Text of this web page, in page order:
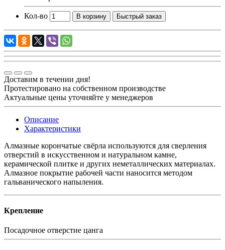
Кол-во В корзину Быстрый заказ
Доставим в течении дня!
Протестировано на собственном производстве
Актуальные цены уточняйте у менеджеров
Описание
Характеристики
Алмазные корончатые свёрла используются для сверления
отверстий в искусственном и натуральном камне,
керамической плитке и других неметаллических материалах.
Алмазное покрытие рабочей части наносится методом
гальванического напыления.
Крепление
Посадочное отверстие цанга